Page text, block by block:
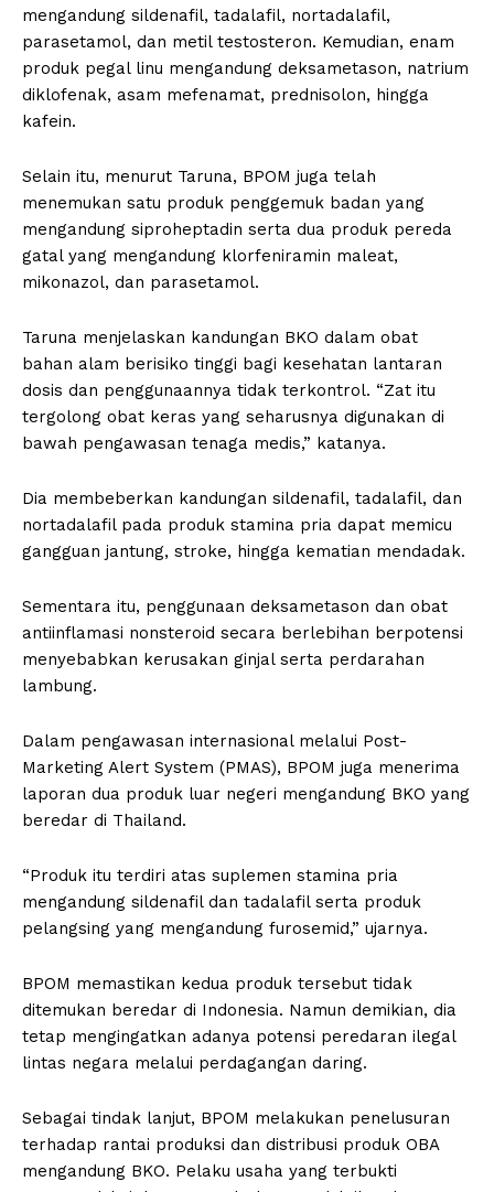
mengandung sildenafil, tadalafil, nortadalafil,
parasetamol, dan metil testosteron. Kemudian, enam
produk pegal linu mengandung deksametason, natrium
diklofenak, asam mefenamat, prednisolon, hingga
kafein.
Selain itu, menurut Taruna, BPOM juga telah
menemukan satu produk penggemuk badan yang
mengandung siproheptadin serta dua produk pereda
gatal yang mengandung klorfeniramin maleat,
mikonazol, dan parasetamol.
Taruna menjelaskan kandungan BKO dalam obat
bahan alam berisiko tinggi bagi kesehatan lantaran
dosis dan penggunaannya tidak terkontrol. “Zat itu
tergolong obat keras yang seharusnya digunakan di
bawah pengawasan tenaga medis,” katanya.
Dia membeberkan kandungan sildenafil, tadalafil, dan
nortadalafil pada produk stamina pria dapat memicu
gangguan jantung, stroke, hingga kematian mendadak.
Sementara itu, penggunaan deksametason dan obat
antiinflamasi nonsteroid secara berlebihan berpotensi
menyebabkan kerusakan ginjal serta perdarahan
lambung.
Dalam pengawasan internasional melalui Post-
Marketing Alert System (PMAS), BPOM juga menerima
laporan dua produk luar negeri mengandung BKO yang
beredar di Thailand.
“Produk itu terdiri atas suplemen stamina pria
mengandung sildenafil dan tadalafil serta produk
pelangsing yang mengandung furosemid,” ujarnya.
BPOM memastikan kedua produk tersebut tidak
ditemukan beredar di Indonesia. Namun demikian, dia
tetap mengingatkan adanya potensi peredaran ilegal
lintas negara melalui perdagangan daring.
Sebagai tindak lanjut, BPOM melakukan penelusuran
terhadap rantai produksi dan distribusi produk OBA
mengandung BKO. Pelaku usaha yang terbukti